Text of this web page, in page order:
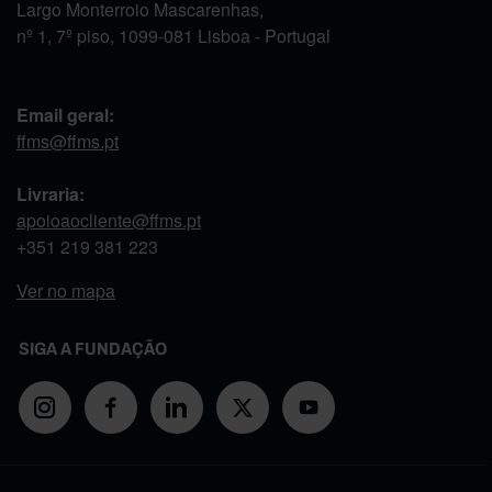
Largo Monterroio Mascarenhas,
nº 1, 7º piso, 1099-081 Lisboa - Portugal
Email geral:
ffms@ffms.pt
Livraria:
apoioaocliente@ffms.pt
+351 219 381 223
Ver no mapa
SIGA A FUNDAÇÃO